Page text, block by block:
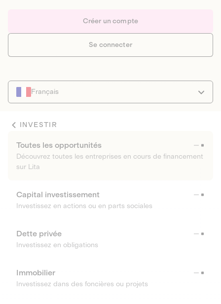
Créer un compte
Se connecter
Français
INVESTIR
Toutes les opportunités
Découvrez toutes les entreprises en cours de financement
sur Lita
Capital investissement
Investissez en actions ou en parts sociales
Dette privée
Investissez en obligations
Immobilier
Investissez dans des foncières ou projets